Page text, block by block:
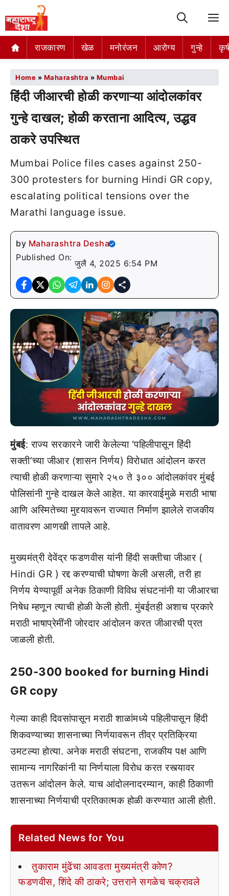
राजकारण खेळ मनोरंजन आरोग्य गुन्हे
Home » Maharashtra » Mumbai
हिंदी जीआरची होळी करणाऱ्या आंदोलकांवर
गुन्हे दाखल; होळी करताना आदित्य, उद्धव
ठाकरे उपस्थित
Mumbai Police files cases against 250-
300 protesters for burning Hindi GR copy,
escalating political tensions over the
Marathi language issue.
by Maharashtra Desha
Published On:
जुलै 4, 2025 6:54 PM
मुंबई: राज्य सरकारने जारी केलेल्या ‘पहिलीपासून हिंदी
सक्ती’च्या जीआर (शासन निर्णय) विरोधात आंदोलन करत
त्याची होळी करणाऱ्या सुमारे २५० ते ३०० आंदोलकांवर मुंबई
पोलिसांनी गुन्हे दाखल केले आहेत. या कारवाईमुळे मराठी भाषा
आणि अस्मितेच्या मुद्द्यावरून राज्यात निर्माण झालेले राजकीय
वातावरण आणखी तापले आहे.
मुख्यमंत्री देवेंद्र फडणवीस यांनी हिंदी सक्तीचा जीआर (
Hindi GR ) रद्द करण्याची घोषणा केली असली, तरी हा
निर्णय येण्यापूर्वी अनेक ठिकाणी विविध संघटनांनी या जीआरचा
निषेध म्हणून त्याची होळी केली होती. मुंबईतही अशाच प्रकारे
मराठी भाषाप्रेमींनी जोरदार आंदोलन करत जीआरची प्रत
जाळली होती.
250-300 booked for burning Hindi
GR copy
गेल्या काही दिवसांपासून मराठी शाळांमध्ये पहिलीपासून हिंदी
शिकवण्याच्या शासनाच्या निर्णयावरून तीव्र प्रतिक्रिया
उमटल्या होत्या. अनेक मराठी संघटना, राजकीय पक्ष आणि
सामान्य नागरिकांनी या निर्णयाला विरोध करत रस्त्यावर
उतरून आंदोलन केले. याच आंदोलनादरम्यान, काही ठिकाणी
शासनाच्या निर्णयाची प्रतिकात्मक होळी करण्यात आली होती.
Related News for You
तुकाराम मुंढेंचा आवडता मुख्यमंत्री कोण?
फडणवीस, शिंदे की ठाकरे; उत्तराने सगळेच चक्रावले